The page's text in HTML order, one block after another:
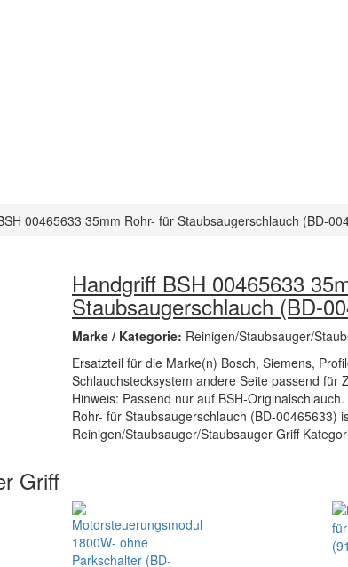
00465633 35mm Rohr- für Staubsaugerschlauch (BD-
Handgriff BSH 00465633
Staubsaugerschlauch (BD-
Marke / Kategorie: Reinigen/Staubsauger/
Ersatzteil für die Marke(n) Bosch, Siemens,
Schlauchstecksystem andere Seite passend für
Hinweis: Passend nur auf BSH-
Rohr- für Staubsaugerschlauch (BD-00465633)
Reinigen/Staubsauger/Staubsauger Griff
Griff